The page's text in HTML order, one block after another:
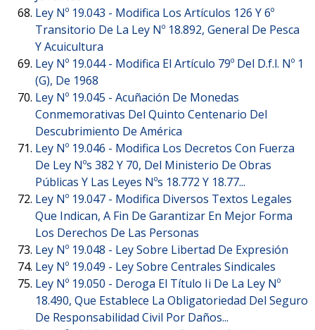
Ley Nº 19.043 - Modifica Los Artículos 126 Y 6º
Transitorio De La Ley Nº 18.892, General De Pesca
Y Acuicultura
Ley Nº 19.044 - Modifica El Artículo 79º Del D.f.l. Nº 1
(G), De 1968
Ley Nº 19.045 - Acuñación De Monedas
Conmemorativas Del Quinto Centenario Del
Descubrimiento De América
Ley Nº 19.046 - Modifica Los Decretos Con Fuerza
De Ley Nºs 382 Y 70, Del Ministerio De Obras
Públicas Y Las Leyes Nºs 18.772 Y 18.77...
Ley Nº 19.047 - Modifica Diversos Textos Legales
Que Indican, A Fin De Garantizar En Mejor Forma
Los Derechos De Las Personas
Ley Nº 19.048 - Ley Sobre Libertad De Expresión
Ley Nº 19.049 - Ley Sobre Centrales Sindicales
Ley Nº 19.050 - Deroga El Título Ii De La Ley Nº
18.490, Que Establece La Obligatoriedad Del Seguro
De Responsabilidad Civil Por Daños...